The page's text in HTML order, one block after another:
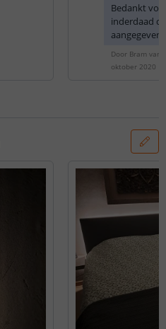
Bedankt
inderdaad
aangegeven
afbeelding
op de
Door Bram van
oktober 2020